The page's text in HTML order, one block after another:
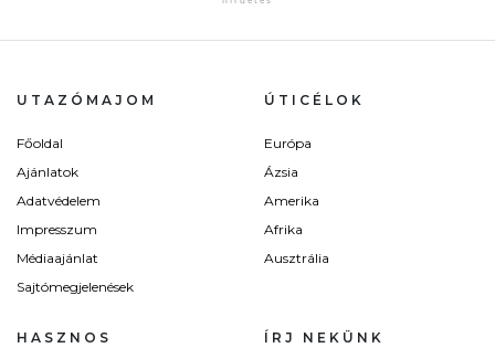
UTAZÓMAJOM
Főoldal
Ajánlatok
Adatvédelem
Impresszum
Médiaajánlat
Sajtómegjelenések
ÚTICÉLOK
Európa
Ázsia
Amerika
Afrika
Ausztrália
HASZNOS ÍRJ NEKÜNK